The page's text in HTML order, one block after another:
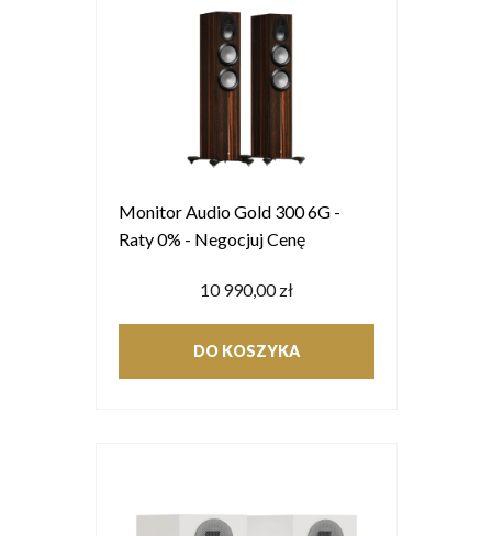
Monitor Audio Gold 300 6G -
Raty 0% - Negocjuj Cenę
10 990,00 zł
DO KOSZYKA